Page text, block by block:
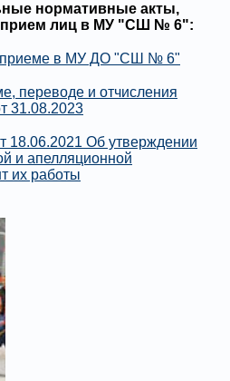
нормативные акты,
прием лиц в МУ "СШ № 6":
приеме в МУ ДО "СШ № 6"
переводе и отчисления
31.08.2023
18.06.2021 Об утверждении
и апелляционной
их работы